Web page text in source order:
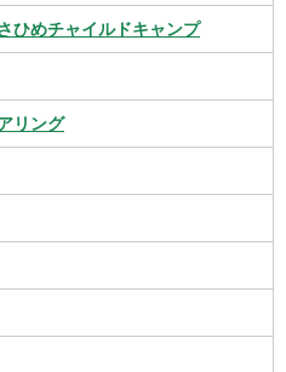
ひめチャイルドキャンプ
リング